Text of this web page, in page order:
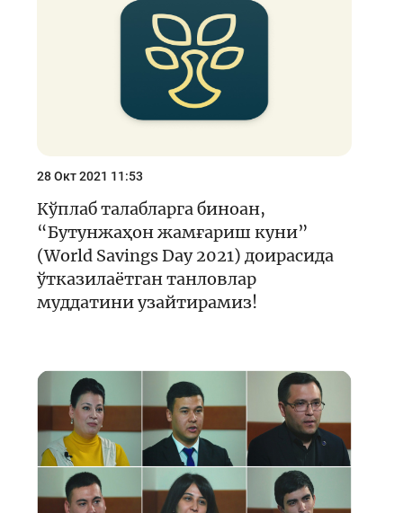
Кейс-чемпионат
Тренинглар ва семинарлар
Finlit.uz янгиликлари
ОАВда лойиҳалар
Интерактив хизматлар
Фотогалерея
Лойиҳа ҳақида
Кенгайтирилган қидирув
28 Окт 2021 11:53
Кўплаб талабларга биноан,
“Бутунжаҳон жамғариш куни”
(World Savings Day 2021) доирасида
ўтказилаётган танловлар
муддатини узайтирамиз!